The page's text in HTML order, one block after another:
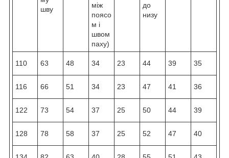
шву
між
поясо
м і
швом
паху)
до
низу
110 63 48 34 23 44 39 35
116 66 51 34 23 47 41 36
122 73 54 37 25 50 44 39
128 78 58 37 25 52 47 40